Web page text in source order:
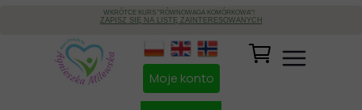
Moje konto
WKRÓTCE KURS "RÓWNOWAGA KOMÓRKOWA"!
ZAPISZ SIĘ NA LISTĘ ZAINTERESOWANYCH